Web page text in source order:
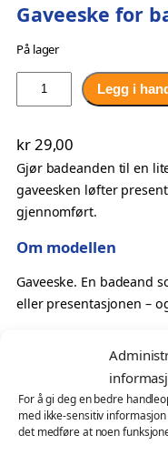
For å gi deg en bedre
med ikke-sensitiv
det medføre at noen
Gaveeske for
På lager
a
e
e
s
k
f
o
r
a
n
Legg i
kr29,00
Gjør badeanden til en
gaveesken løfter
gjennomført.
Om modellen
Gaveeske. En badeand
eller presentasjonen –
Ferdig gave uten
Presentasjon i butikk
Oppmerksomhet der
Tilbehør som